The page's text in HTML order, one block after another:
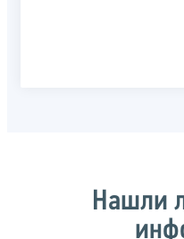
Нашли